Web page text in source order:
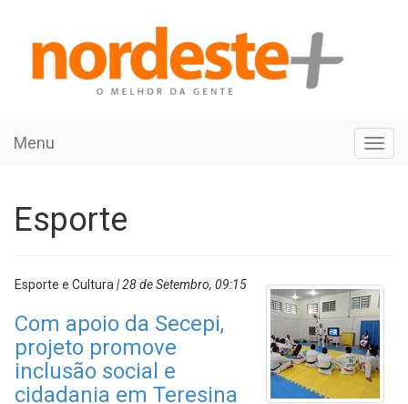
Menu
Esporte
Esporte e Cultura | 28 de Setembro, 09:15
Com apoio da Secepi,
projeto promove
inclusão social e
cidadania em Teresina